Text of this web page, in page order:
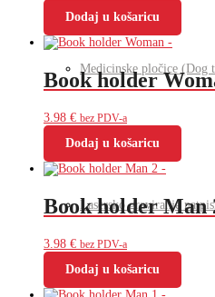
Medicinske pločice (Dog
Lasersko graviranje
Dodaj u košaricu
Book holder
3.98 € bez PDV-a
Dodaj u košaricu
Book holder Man
3.98 € bez PDV-a
Dodaj u košaricu